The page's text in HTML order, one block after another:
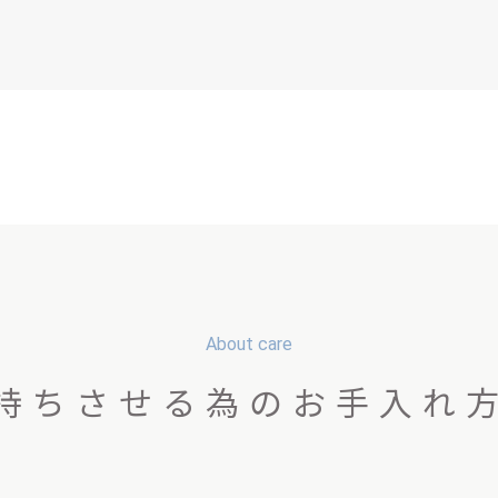
About care
ちさせる為のお手入れ